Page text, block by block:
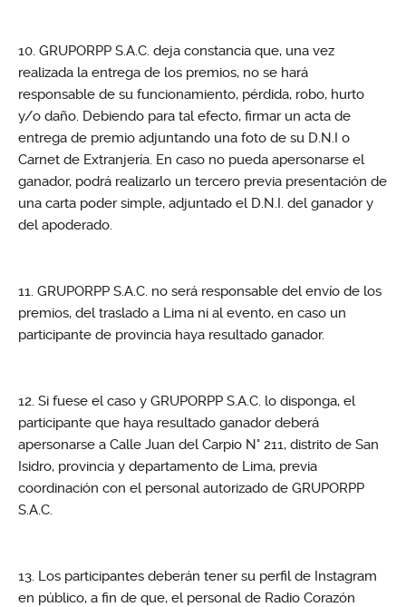
GRUPORPP S.A.C. deja constancia que, una vez
realizada la entrega de los premios, no se hará
responsable de su funcionamiento, pérdida, robo, hurto
y/o daño. Debiendo para tal efecto, firmar un acta de
entrega de premio adjuntando una foto de su D.N.I o
Carnet de Extranjería. En caso no pueda apersonarse el
ganador, podrá realizarlo un tercero previa presentación de
una carta poder simple, adjuntado el D.N.I. del ganador y
del apoderado.
GRUPORPP S.A.C. no será responsable del envío de los
premios, del traslado a Lima ni al evento, en caso un
participante de provincia haya resultado ganador.
Si fuese el caso y GRUPORPP S.A.C. lo disponga, el
participante que haya resultado ganador deberá
apersonarse a Calle Juan del Carpio N° 211, distrito de San
Isidro, provincia y departamento de Lima, previa
coordinación con el personal autorizado de GRUPORPP
S.A.C.
Los participantes deberán tener su perfil de Instagram
en público, a fin de que, el personal de Radio Corazón